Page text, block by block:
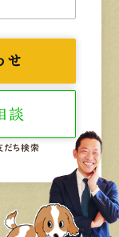
せ
談
ち検索